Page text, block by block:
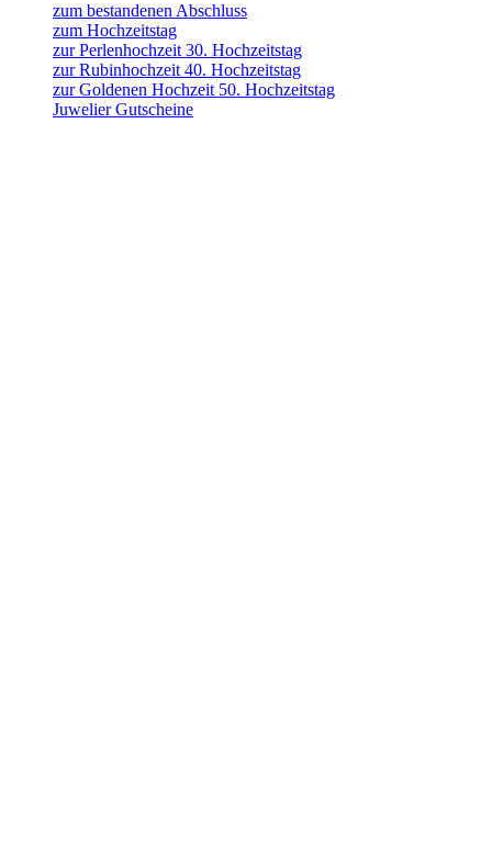
zum bestandenen Abschluss
zum Hochzeitstag
zur Perlenhochzeit 30. Hochzeitstag
zur Rubinhochzeit 40. Hochzeitstag
zur Goldenen Hochzeit 50. Hochzeitstag
Juwelier Gutscheine